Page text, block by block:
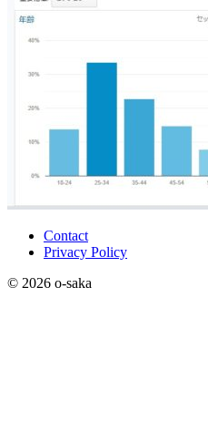
Contact
Privacy Policy
© 2026 o-saka